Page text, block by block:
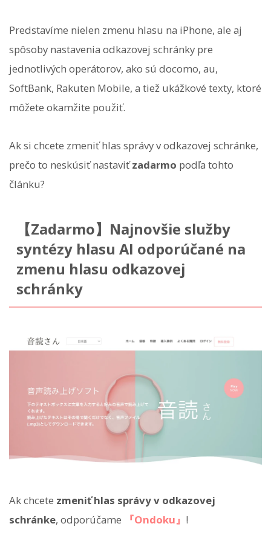
Predstavíme nielen zmenu hlasu na iPhone, ale aj
spôsoby nastavenia odkazovej schránky pre
jednotlivých operátorov, ako sú docomo, au,
SoftBank, Rakuten Mobile, a tiež ukážkové texty, ktoré
môžete okamžite použiť.
Ak si chcete zmeniť hlas správy v odkazovej schránke,
prečo to neskúsiť nastaviťzadarmo podľa tohto
článku?
【Zadarmo】Najnovšie služby
syntézy hlasu AI odporúčané na
zmenu hlasu odkazovej
schránky
Ak chcete zmeniť hlas správy v odkazovej
schránke, odporúčame 『Ondoku』 !